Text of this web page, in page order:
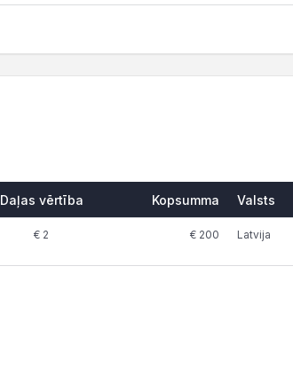
Daļas vērtība Kopsumma Valsts
€ 2 € 200 Latvija